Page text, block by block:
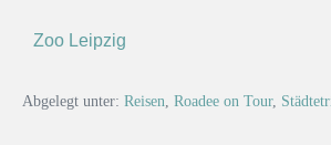
Zoo Leipzig
Abgelegt unter: Reisen, Roadee on Tour,